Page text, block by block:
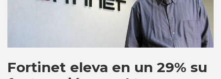
Fortinet eleva en un 29% su